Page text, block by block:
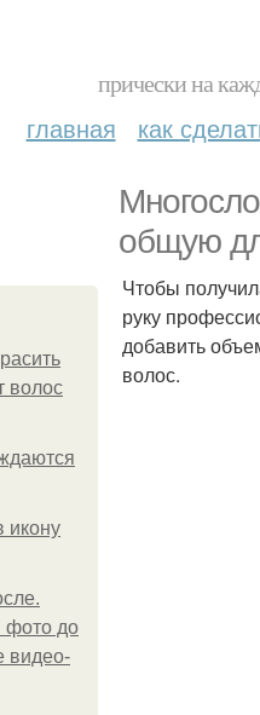
прически на
главная как
общую
волос
икону
фото до
видео-
Чтобы
руку
добавить
волос.